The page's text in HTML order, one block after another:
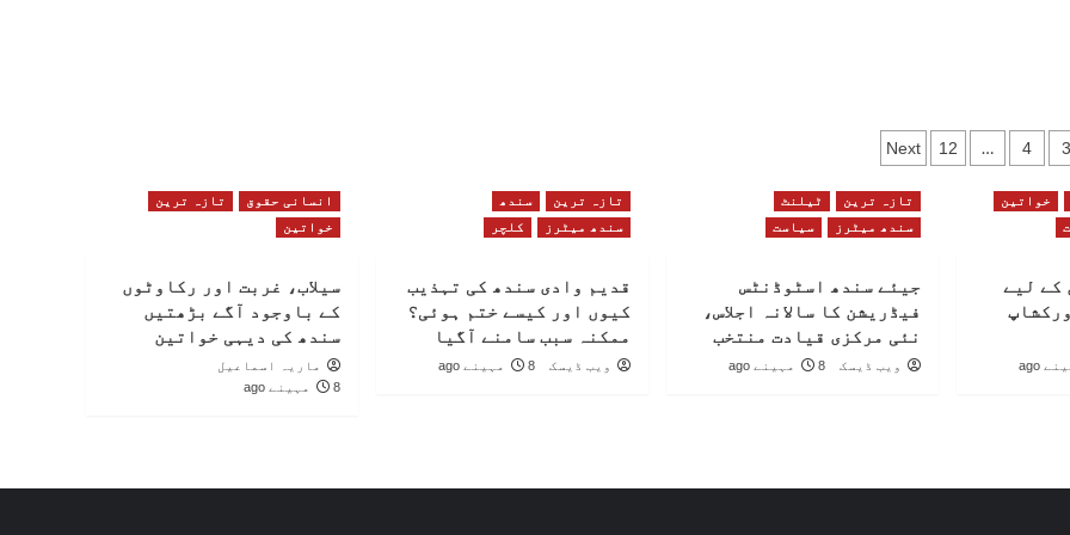
3
4
…
12
Next
خواتین
کے لیے
تازہ ترین
ٹیلنٹ
سندھ میٹرز
سیاست
جیئے سندھ اسٹوڈنٹس
فیڈریشن کا سالانہ اجلاس،
نئی مرکزی قیادت منتخب
ویب ڈیسک 8 مہینے ago
تازہ ترین
سندھ
سندھ میٹرز
کلچر
قدیم وادی سندھ کی تہذیب
کیوں اور کیسے ختم ہوئی؟
ممکنہ سبب سامنے آگیا
ویب ڈیسک 8 مہینے ago
انسانی حقوق
تازہ ترین
خواتین
سیلاب، غربت اور رکاوٹوں
کے باوجود آگے بڑھتیں
سندھ کی دیہی خواتین
ماریہ اسماعیل
8 مہینے ago